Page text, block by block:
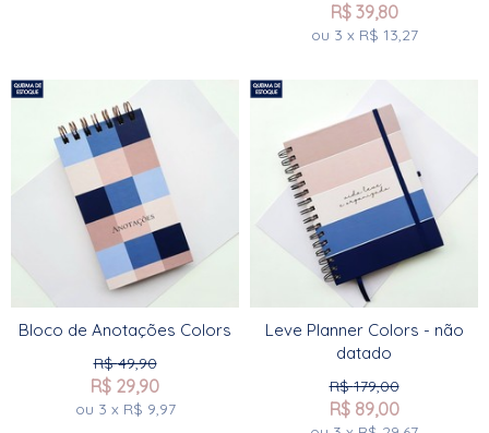
R$ 39,80
ou 3 x R$ 13,27
Bloco de Anotações Colors
R$49,90
R$ 29,90
ou 3 x R$ 9,97
Leve Planner Colors - não
datado
R$179,00
R$ 89,00